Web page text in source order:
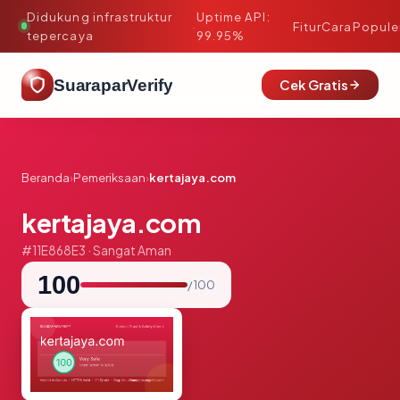
Didukung infrastruktur
tepercaya
·
Uptime API:
99.95%
FiturCara
SuaraparVerify Cek Gratis
Beranda›Pemeriksaan›kertajaya.com
kertajaya.com
#11E868E3 · Sangat Aman
100 / 100